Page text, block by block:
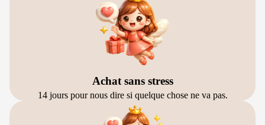
Achat sans stress
14 jours pour nous dire si quelque chose ne va pas.